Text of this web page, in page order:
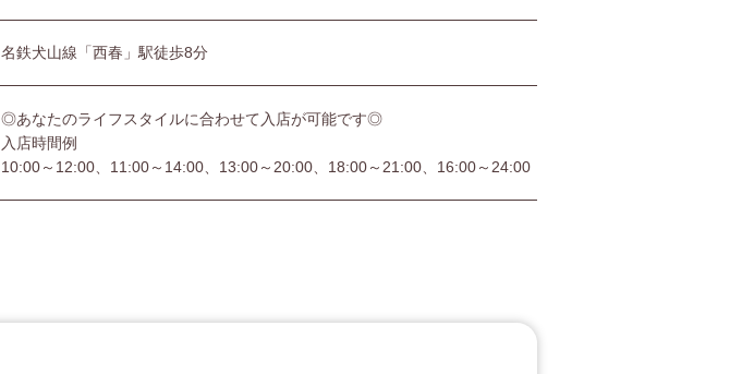
名鉄犬山線「西春」駅徒歩8分
◎あなたのライフスタイルに合わせて入店が可能です◎
入店時間例
10:00～12:00、11:00～14:00、13:00～20:00、18:00～21:00、16:00～24:00